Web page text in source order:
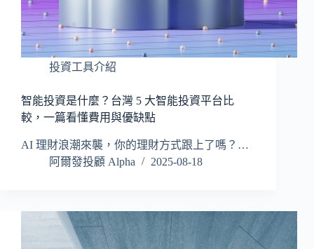
投資工具介紹
智能投資是什麼？台灣 5 大智能投資平台比
較，一篇看懂費用與優缺點
AI 理財浪潮來襲，你的理財方式跟上了嗎？…
阿爾發投顧 Alpha
2025-08-18